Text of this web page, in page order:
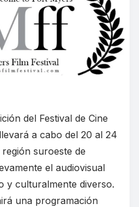
del Festival de Cine
a cabo del 20 al 24
suroeste de
el audiovisual
y culturalmente diverso.
una programación